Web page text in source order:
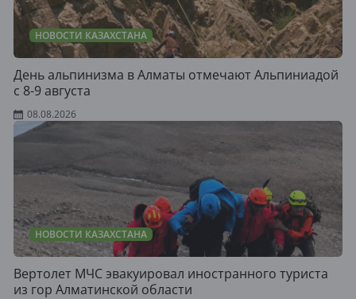
НОВОСТИ КАЗАХСТАНА
День альпинизма в Алматы отмечают Альпиниадой
с 8-9 августа
08.08.2026
НОВОСТИ КАЗАХСТАНА
Вертолет МЧС эвакуировал иностранного туриста
из гор Алматинской области